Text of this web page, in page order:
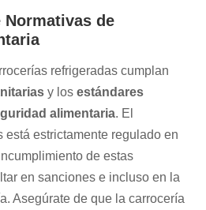
de
refrigeradas cumplan
y los estándares
alimentaria. El
está estrictamente regulado en
de estas
en sanciones e incluso en la
Asegúrate de que la carrocería